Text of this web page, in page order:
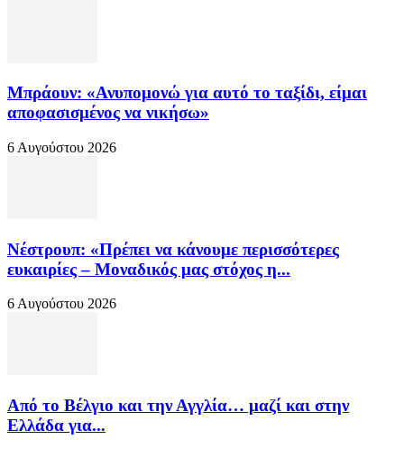
Μπράουν: «Ανυπομονώ για αυτό το ταξίδι, είμαι
αποφασισμένος να νικήσω»
6 Αυγούστου 2026
Νέστρουπ: «Πρέπει να κάνουμε περισσότερες
ευκαιρίες – Μοναδικός μας στόχος η...
6 Αυγούστου 2026
Από το Βέλγιο και την Αγγλία… μαζί και στην
Ελλάδα για...